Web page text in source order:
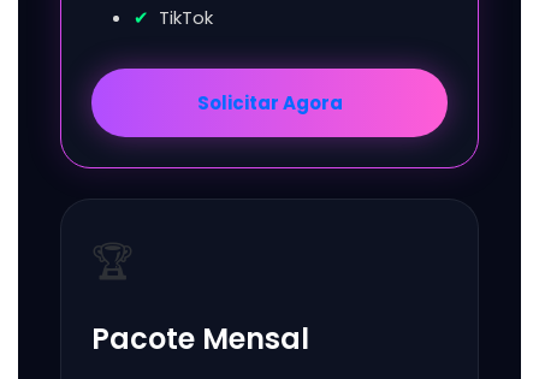
TikTok
Solicitar Agora
🏆
Pacote Mensal